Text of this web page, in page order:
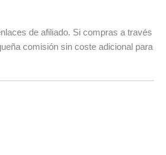
de afiliado. Si compras a través
comisión sin coste adicional para